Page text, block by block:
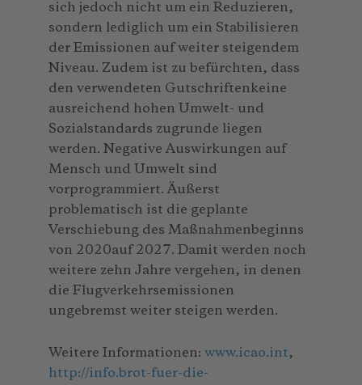
sich jedoch nicht um ein Reduzieren,
sondern lediglich um ein Stabilisieren
der Emissionen auf weiter steigendem
Niveau. Zudem ist zu befürchten, dass
den verwendeten Gutschriftenkeine
ausreichend hohen Umwelt- und
Sozialstandards zugrunde liegen
werden. Negative Auswirkungen auf
Mensch und Umwelt sind
vorprogrammiert. Äußerst
problematisch ist die geplante
Verschiebung des Maßnahmenbeginns
von 2020auf 2027. Damit werden noch
weitere zehn Jahre vergehen, in denen
die Flugverkehrsemissionen
ungebremst weiter steigen werden.
Weitere Informationen: www.icao.int,
http://info.brot-fuer-die-